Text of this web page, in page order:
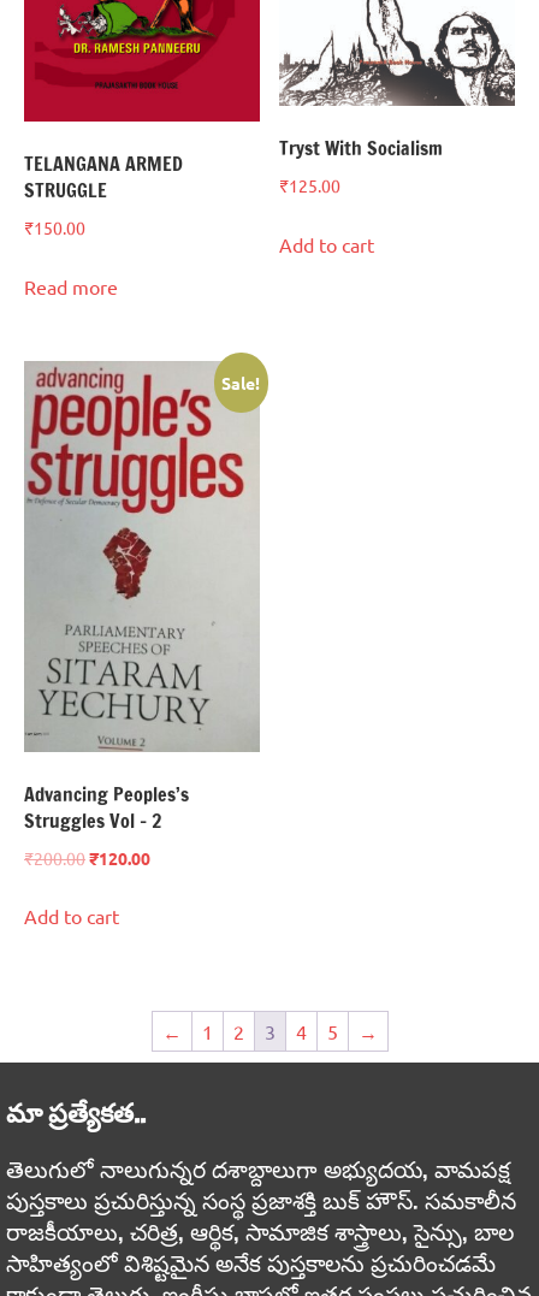
TELANGANA ARMED
STRUGGLE
₹150.00
Read more
Tryst With Socialism
₹125.00
Add to cart
Sale!
Advancing Peoples’s
Struggles Vol – 2
₹200.00₹120.00
Add to cart
← 1 2 3 4 5 →
మా ప్రత్యేకత..
తెలుగులో నాలుగున్నర దశాబ్దాలుగా అభ్యుదయ, వామపక్ష
పుస్తకాలు ప్రచురిస్తున్న సంస్థ ప్రజాశక్తి బుక్ హౌస్. సమకాలీన
రాజకీయాలు, చరిత్ర, ఆర్థిక, సామాజిక శాస్త్రాలు, సైన్సు, బాల
సాహిత్యంలో విశిష్టమైన అనేక పుస్తకాలను ప్రచురించడమే